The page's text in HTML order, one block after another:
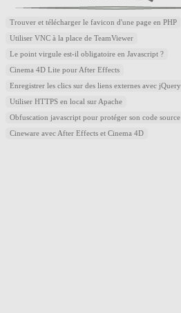
Trouver et télécharger le favicon d'une page en PHP
Utiliser VNC à la place de TeamViewer
Le point virgule est-il obligatoire en Javascript ?
Cinema 4D Lite pour After Effects
Enregistrer les clics sur des liens externes avec jQuery
Utiliser HTTPS en local sur Apache
Obfuscation javascript pour protéger son code source
Cineware avec After Effects et Cinema 4D